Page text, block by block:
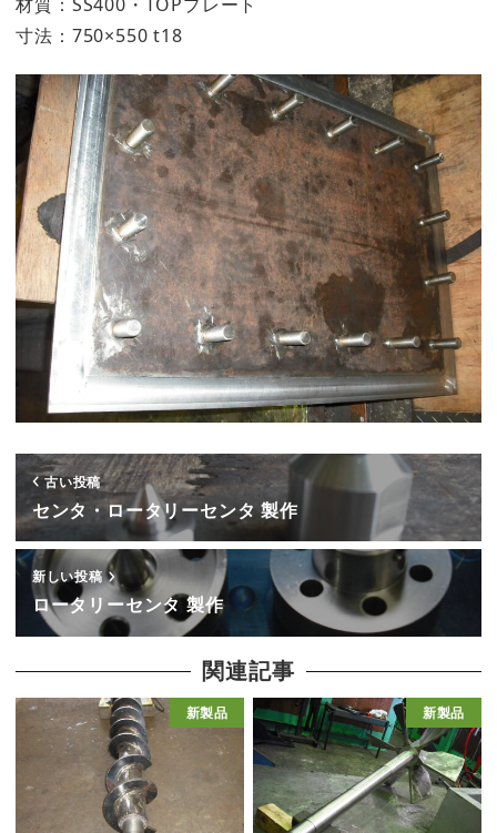
寸法：750×550 t18
古い投稿
センタ・ロータリーセンタ 製作
新しい投稿
ロータリーセンタ 製作
関連記事
新製品 新製品